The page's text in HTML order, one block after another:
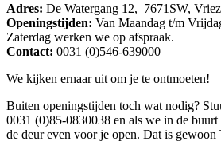
Adres: De Watergang 12, 7671SW,
Openingstijden: Van Maandag t/m
Zaterdag werken we op afspraak.
Contact: 0031 (0)546-639000
We kijken ernaar uit om je te ontmoeten!
Buiten openingstijden toch wat nodig?
0031 (0)85-0830038 en als we in de
de deur even voor je open. Dat is gewoon